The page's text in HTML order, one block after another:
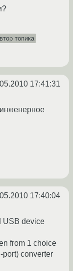
топика
17:41:31
17:40:04
USB device
from 1 choice
port) converter